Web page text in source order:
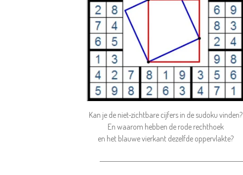
Kan je de niet-zichtbare cijfers in de sudoku vinden?
En waarom hebben de rode rechthoek
en het blauwe vierkant dezelfde oppervlakte?